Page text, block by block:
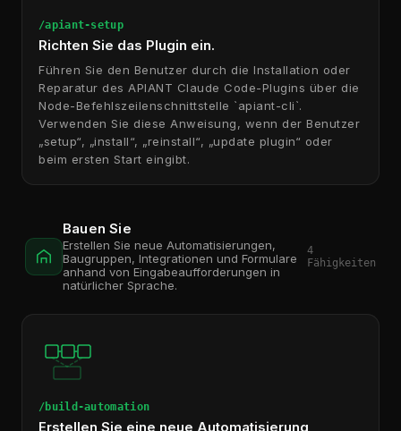
/apiant-setup
Richten Sie das Plugin ein.
Führen Sie den Benutzer durch die Installation oder
Reparatur des APIANT Claude Code-Plugins über die
Node-Befehlszeilenschnittstelle `apiant-cli`.
Verwenden Sie diese Anweisung, wenn der Benutzer
„setup“, „install“, „reinstall“, „update plugin“ oder
beim ersten Start eingibt.
Bauen Sie
Erstellen Sie neue Automatisierungen,
Baugruppen, Integrationen und Formulare
anhand von Eingabeaufforderungen in
natürlicher Sprache.
4
Fähigkeiten
/build-automation
Erstellen Sie eine neue Automatisierung